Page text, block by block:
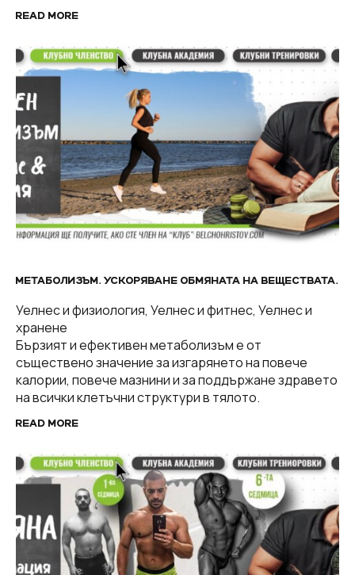
READ MORE
МЕТАБОЛИЗЪМ. УСКОРЯВАНЕ ОБМЯНАТА НА ВЕЩЕСТВАТА.
Уелнес и физиология, Уелнес и фитнес, Уелнес и
хранене
Бързият и ефективен метаболизъм е от
съществено значение за изгарянето на повече
калории, повече мазнини и за поддържане здравето
на всички клетъчни структури в тялото.
READ MORE